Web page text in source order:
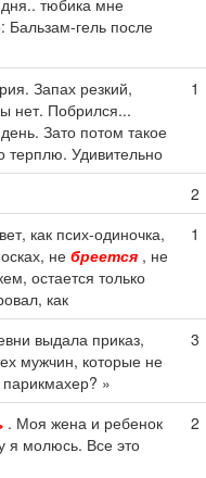
тюбика мне
Бальзам-гель после
Запах резкий,
нет. Побрился...
Зато потом такое
терплю. Удивительно
1
2
как псих-одиночка,
не бреется , не
остается только
как
1
выдала приказ,
мужчин, которые не
»
3
. Моя жена и ребенок
я молюсь. Все это
2